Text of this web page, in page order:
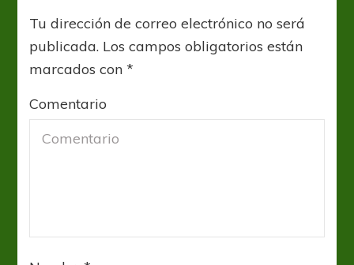
Tu dirección de correo electrónico no será
publicada. Los campos obligatorios están
marcados con*
Comentario